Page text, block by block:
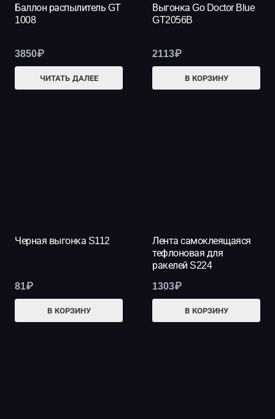
Баллон распылитель GT
1008
3850₽
ЧИТАТЬ ДАЛЕЕ
Выгонка Go Doctor Blue
GT2056B
2113₽
В КОРЗИНУ
Черная выгонка S112
81₽
В КОРЗИНУ
Лента самоклеящаяся
тефлоновая для
ракелей S224
1303₽
В КОРЗИНУ